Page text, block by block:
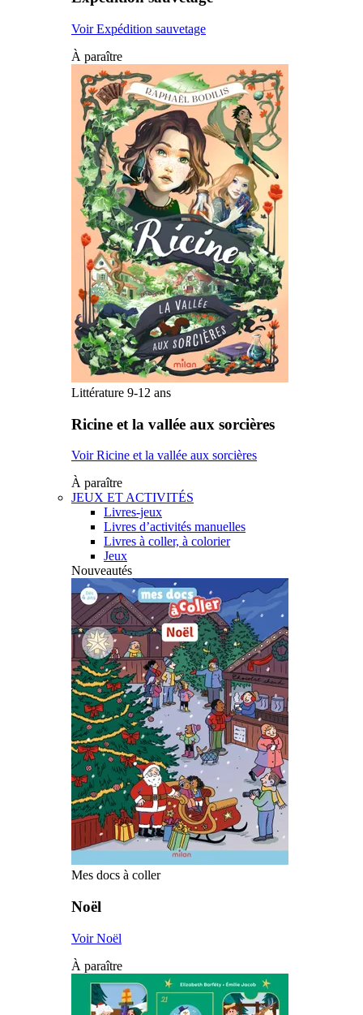
Voir Expédition sauvetage
À paraître
Littérature 9-12 ans
Ricine et la vallée aux sorcières
Voir Ricine et la vallée aux sorcières
À paraître
JEUX ET ACTIVITÉS
Livres-jeux
Livres d’activités manuelles
Livres à coller, à colorier
Jeux
Nouveautés
Mes docs à coller
Noël
Voir Noël
À paraître